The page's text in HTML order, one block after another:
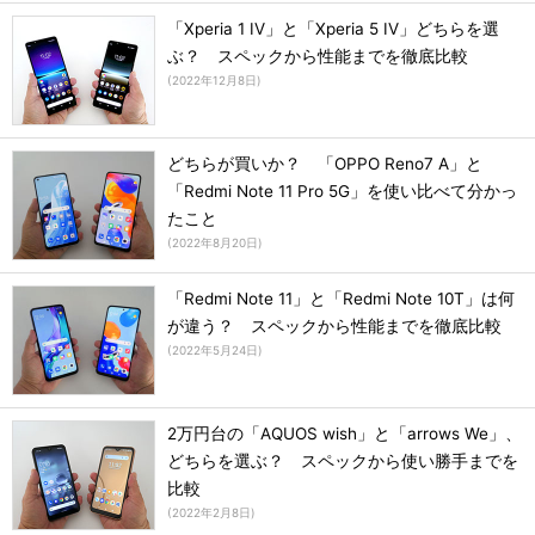
「Xperia 1 IV」と「Xperia 5 IV」どちらを選
ぶ？ スペックから性能までを徹底比較
(2022年12月8日)
どちらが買いか？ 「OPPO Reno7 A」と
「Redmi Note 11 Pro 5G」を使い比べて分かっ
たこと
(2022年8月20日)
「Redmi Note 11」と「Redmi Note 10T」は何
が違う？ スペックから性能までを徹底比較
(2022年5月24日)
2万円台の「AQUOS wish」と「arrows We」、
どちらを選ぶ？ スペックから使い勝手までを
比較
(2022年2月8日)